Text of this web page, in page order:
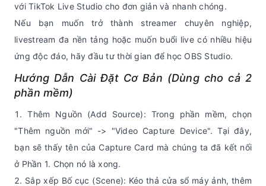
với TikTok Live Studio cho đơn giản và nhanh chóng.
Nếu bạn muốn trở thành streamer chuyên nghiệp,
livestream đa nền tảng hoặc muốn buổi live có nhiều hiệu
ứng độc đáo, hãy đầu tư thời gian để học OBS Studio.
Hướng Dẫn Cài Đặt Cơ Bản (Dùng cho cả 2
phần mềm)
Thêm Nguồn (Add Source): Trong phần mềm, chọn
"Thêm nguồn mới" -> "Video Capture Device". Tại đây,
bạn sẽ thấy tên của Capture Card mà chúng ta đã kết nối
ở Phần 1. Chọn nó là xong.
Sắp xếp Bố cục (Scene): Kéo thả cửa sổ máy ảnh, thêm